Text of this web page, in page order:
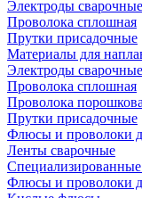
Электроды сварочные
Проволока сплошная
Прутки присадочные
Материалы для
Электроды сварочные
Проволока сплошная
Проволока
Прутки присадочные
Флюсы и проволоки
Ленты сварочные
Флюсы и проволоки